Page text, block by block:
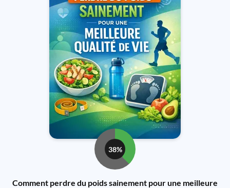
38%
Comment perdre du poids sainement pour une meilleure